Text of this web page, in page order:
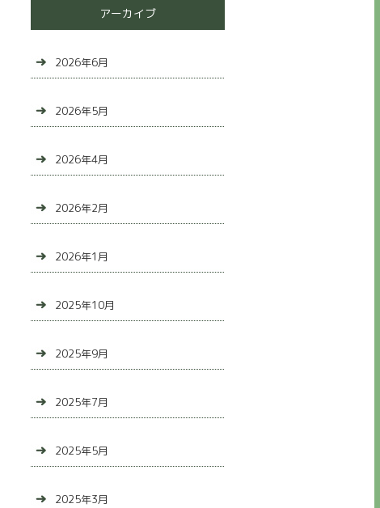
アーカイブ
2026年6月
2026年5月
2026年4月
2026年2月
2026年1月
2025年10月
2025年9月
2025年7月
2025年5月
2025年3月